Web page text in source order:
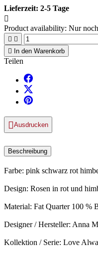
Lieferzeit: 2-5 Tage

Product availability: Nur
 

In den Warenkorb
Teilen
Ausdrucken
Beschreibung
Farbe: pink schwarz rot
Design: Rosen in rot und
Material: Fat Quarter 100 %
Designer / Hersteller: Anna
Kollektion / Serie: Love